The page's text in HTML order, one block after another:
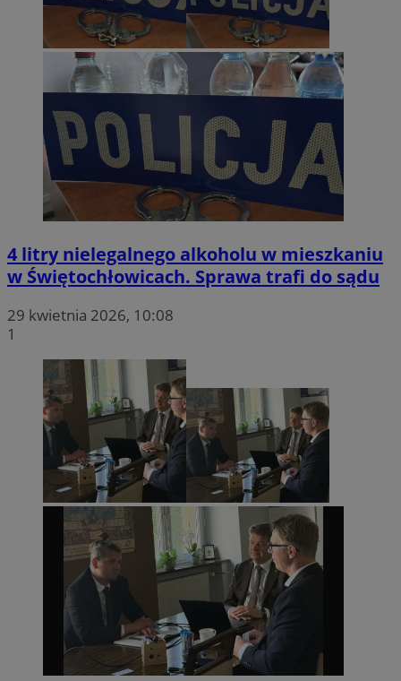
4 litry nielegalnego alkoholu w mieszkaniu
w Świętochłowicach. Sprawa trafi do sądu
29 kwietnia 2026, 10:08
1